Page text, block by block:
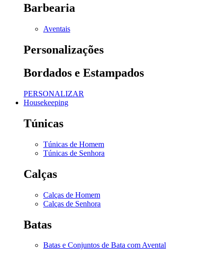
Barbearia
Aventais
Personalizações
Bordados e Estampados
PERSONALIZAR
Housekeeping
Túnicas
Túnicas de Homem
Túnicas de Senhora
Calças
Calças de Homem
Calças de Senhora
Batas
Batas e Conjuntos de Bata com Avental